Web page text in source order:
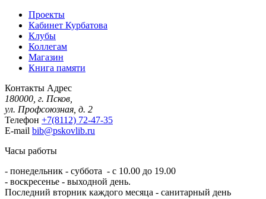
Проекты
Кабинет Курбатова
Клубы
Коллегам
Магазин
Книга памяти
Контакты Адрес
180000, г. Псков,
ул. Профсоюзная, д. 2
Телефон +7(8112) 72-47-35
E-mail bib@pskovlib.ru
Часы работы
- понедельник - суббота - с 10.00 до 19.00
- воскресенье - выходной день.
Последний вторник каждого месяца - санитарный день